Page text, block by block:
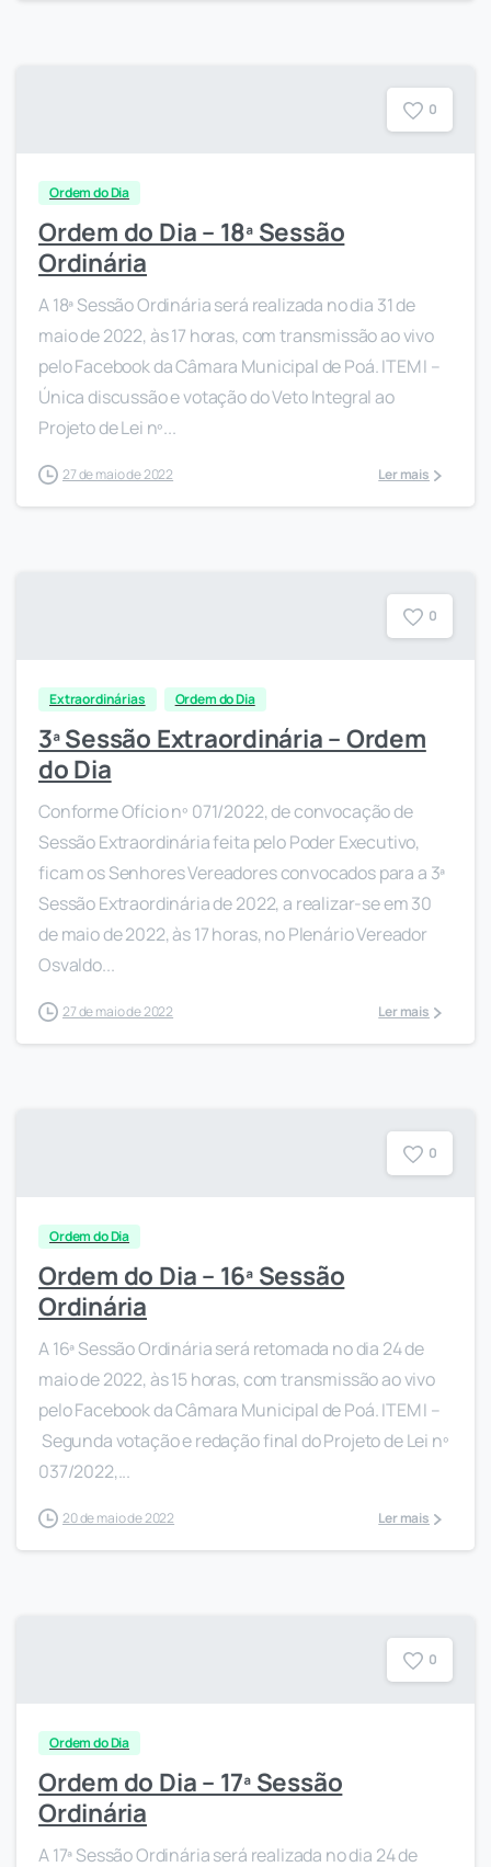
0
Ordem do Dia
Ordem do Dia – 18ª Sessão
Ordinária
A 18ª Sessão Ordinária será realizada no dia 31 de
maio de 2022, às 17 horas, com transmissão ao vivo
pelo Facebook da Câmara Municipal de Poá. ITEM I –
Única discussão e votação do Veto Integral ao
Projeto de Lei nº...
27 de maio de 2022 Ler mais
0
Extraordinárias Ordem do Dia
3ª Sessão Extraordinária – Ordem
do Dia
Conforme Ofício nº 071/2022, de convocação de
Sessão Extraordinária feita pelo Poder Executivo,
ficam os Senhores Vereadores convocados para a 3ª
Sessão Extraordinária de 2022, a realizar-se em 30
de maio de 2022, às 17 horas, no Plenário Vereador
Osvaldo...
27 de maio de 2022 Ler mais
0
Ordem do Dia
Ordem do Dia – 16ª Sessão
Ordinária
A 16ª Sessão Ordinária será retomada no dia 24 de
maio de 2022, às 15 horas, com transmissão ao vivo
pelo Facebook da Câmara Municipal de Poá. ITEM I –
Segunda votação e redação final do Projeto de Lei nº
037/2022,...
20 de maio de 2022 Ler mais
0
Ordem do Dia
Ordem do Dia – 17ª Sessão
Ordinária
A 17ª Sessão Ordinária será realizada no dia 24 de